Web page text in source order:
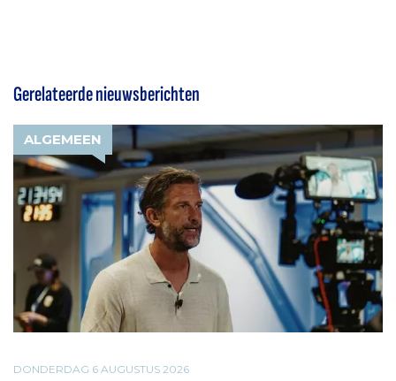
Gerelateerde nieuwsberichten
ALGEMEEN
DONDERDAG 6 AUGUSTUS 2026